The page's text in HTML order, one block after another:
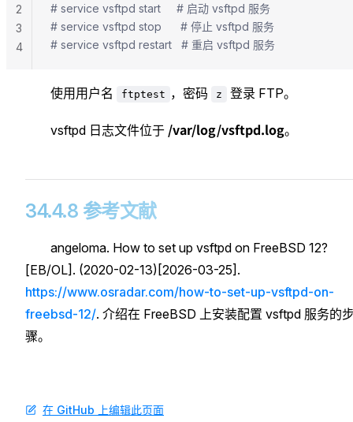
# service vsftpd start     # 启动 vsftpd 服务
# service vsftpd stop      # 停止 vsftpd 服务
# service vsftpd restart   # 重启 vsftpd 服务
2
3
4
使用用户名 ftptest ，密码 z 登录 FTP。
vsftpd 日志文件位于 /var/log/vsftpd.log。
34.4.8 参考文献
angeloma. How to set up vsftpd on FreeBSD 12?
[EB/OL]. (2020-02-13)[2026-03-25].
https://www.osradar.com/how-to-set-up-vsftpd-on-
freebsd-12/. 介绍在 FreeBSD 上安装配置 vsftpd 服务的
骤。
在 GitHub 上编辑此页面